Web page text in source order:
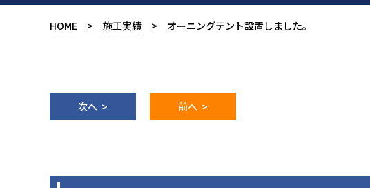
HOME > 施工実績 > オーニングテント設置しました。
次へ > 前へ >